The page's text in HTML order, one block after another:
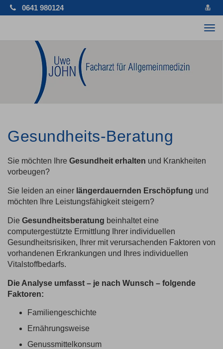
0641 980124
Gesundheits-Beratung
Sie möchten Ihre Gesundheit erhalten und Krankheiten
vorbeugen?
Sie leiden an einer längerdauernden Erschöpfung und
möchten Ihre Leistungsfähigkeit steigern?
Die Gesundheitsberatung beinhaltet eine
computergestützte Ermittlung Ihrer individuellen
Gesundheitsrisiken, Ihrer mit verursachenden Faktoren von
vorhandenen Erkrankungen und Ihres individuellen
Vitalstoffbedarfs.
Die Analyse umfasst – je nach Wunsch – folgende
Faktoren:
Familiengeschichte
Ernährungsweise
Genussmittelkonsum